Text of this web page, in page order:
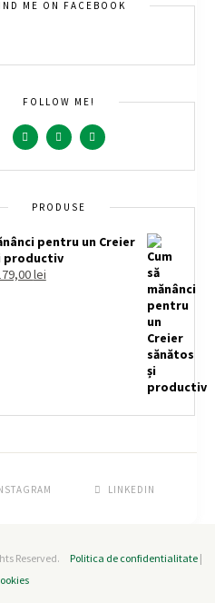
ME ON FACEBOOK
FOLLOW ME!
PRODUSE
pentru un Creier
productiv
lei
LINKEDIN
Reserved. Politica de confidentialitate |